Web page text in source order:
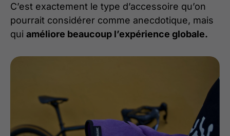
C’est exactement le type d’accessoire qu’on
pourrait considérer comme anecdotique, mais
qui améliore beaucoup l’expérience globale.